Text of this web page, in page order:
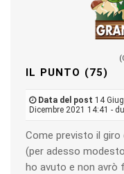
IL PUNTO (75)
Data del post 14
Dicembre 2021 14:41 -
Come previsto il
(per adesso
ho avuto e non avrò